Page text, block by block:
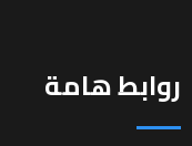
روابط هامة